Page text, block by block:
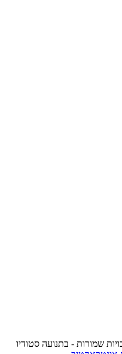
שמורות - בתנועה סטודיו